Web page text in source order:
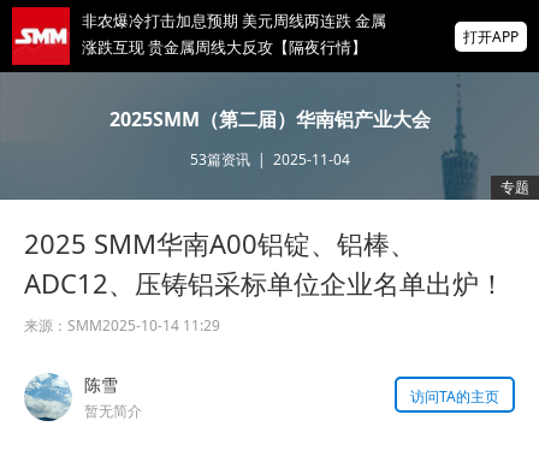
非农爆冷打击加息预期 美元周线两连跌 金属
涨跌互现 贵金属周线大反攻【隔夜行情】
寻锌行业破局发展新机遇
美国拟投30亿美元扶持关键矿产
掌上有色
打开APP
2025SMM（第二届）华南铝产业大会
53篇资讯| 2025-11-04
专题
2025 SMM华南A00铝锭、铝棒、
ADC12、压铸铝采标单位企业名单出炉！
来源： SMM2025-10-14 11:29
陈雪
暂无简介
访问TA的主页